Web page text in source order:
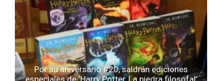
Por su aniversario #20, saldrán ediciones